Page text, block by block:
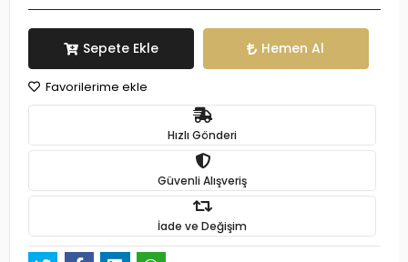
Sepete Ekle Hemen Al
Favorilerime ekle
Hızlı Gönderi
Güvenli Alışveriş
İade ve Değişim